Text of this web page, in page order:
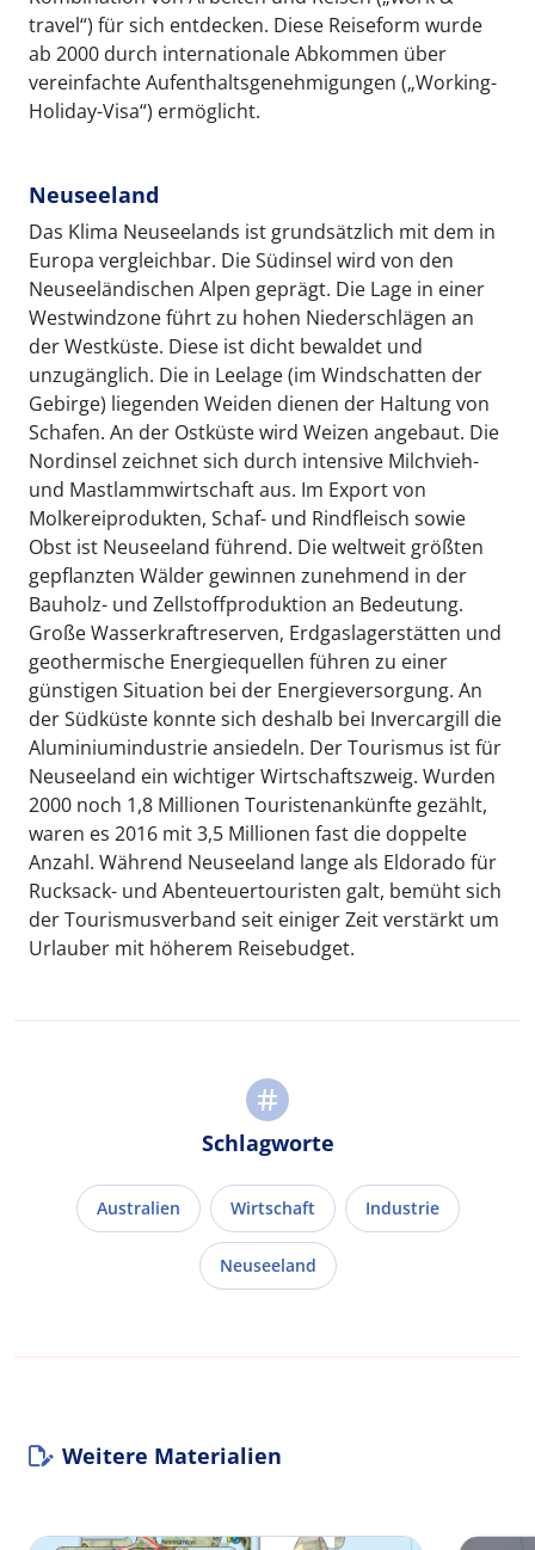
travel“) für sich entdecken. Diese Reiseform wurde
ab 2000 durch internationale Abkommen über
vereinfachte Aufenthaltsgenehmigungen („Working-
Holiday-Visa“) ermöglicht.
Neuseeland
Das Klima Neuseelands ist grundsätzlich mit dem in
Europa vergleichbar. Die Südinsel wird von den
Neuseeländischen Alpen geprägt. Die Lage in einer
Westwindzone führt zu hohen Niederschlägen an
der Westküste. Diese ist dicht bewaldet und
unzugänglich. Die in Leelage (im Windschatten der
Gebirge) liegenden Weiden dienen der Haltung von
Schafen. An der Ostküste wird Weizen angebaut. Die
Nordinsel zeichnet sich durch intensive Milchvieh-
und Mastlammwirtschaft aus. Im Export von
Molkereiprodukten, Schaf- und Rindfleisch sowie
Obst ist Neuseeland führend. Die weltweit größten
gepflanzten Wälder gewinnen zunehmend in der
Bauholz- und Zellstoffproduktion an Bedeutung.
Große Wasserkraftreserven, Erdgaslagerstätten und
geothermische Energiequellen führen zu einer
günstigen Situation bei der Energieversorgung. An
der Südküste konnte sich deshalb bei Invercargill die
Aluminiumindustrie ansiedeln. Der Tourismus ist für
Neuseeland ein wichtiger Wirtschaftszweig. Wurden
2000 noch 1,8 Millionen Touristenankünfte gezählt,
waren es 2016 mit 3,5 Millionen fast die doppelte
Anzahl. Während Neuseeland lange als Eldorado für
Rucksack- und Abenteuertouristen galt, bemüht sich
der Tourismusverband seit einiger Zeit verstärkt um
Urlauber mit höherem Reisebudget.
Schlagworte
Australien Wirtschaft Industrie
Neuseeland
Weitere Materialien